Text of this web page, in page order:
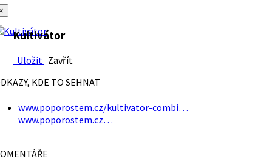
Kultivátor
Uložit Zavřít
KDE TO SEHNAT
www.poporostem.cz/kultivator-combi…
www.poporostem.cz…